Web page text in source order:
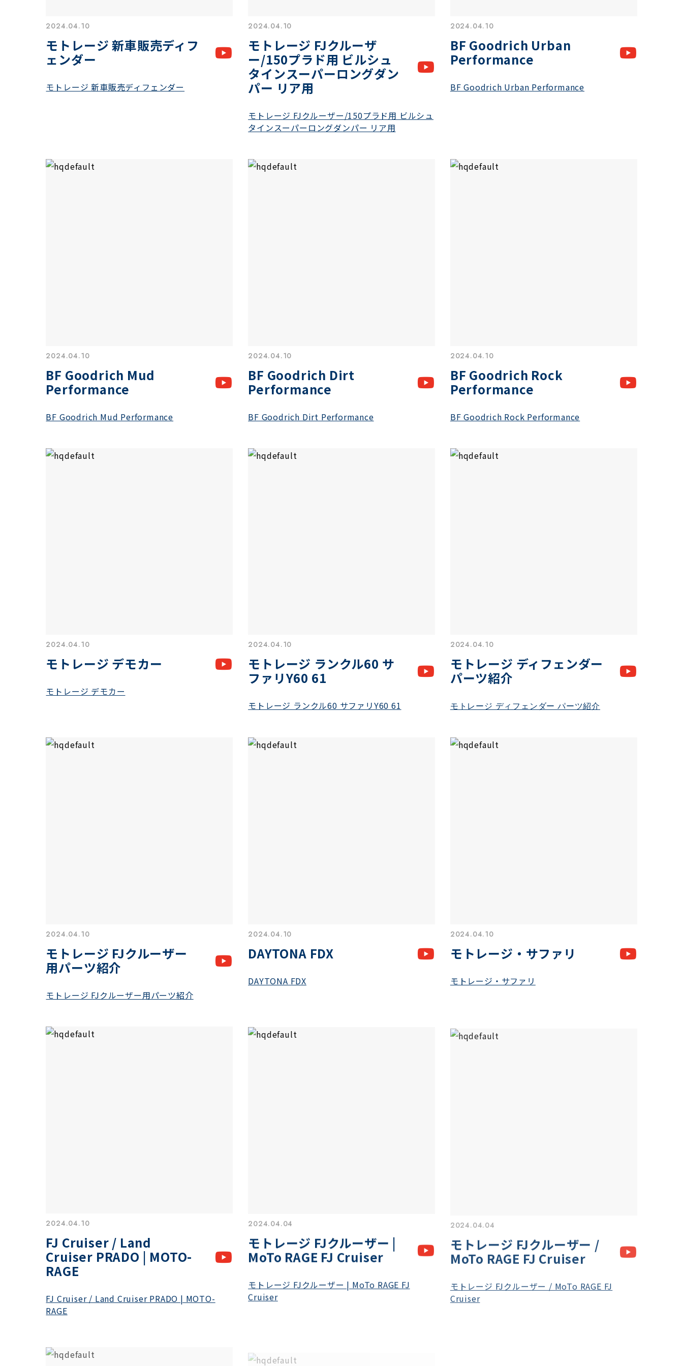
2024.04.10
モトレージ 新車販売ディフ
ェンダー
モトレージ 新車販売ディフェンダー
2024.04.10
モトレージ FJクルーザ
ー/150プラド用 ビルシュ
タインスーパーロングダン
パー リア用
モトレージ FJクルーザー/150プラド用 ビルシュ
タインスーパーロングダンパー リア用
2024.04.10
BF Goodrich Urban
Performance
BF Goodrich Urban Performance
2024.04.10
BF Goodrich Mud
Performance
BF Goodrich Mud Performance
2024.04.10
BF Goodrich Dirt
Performance
BF Goodrich Dirt Performance
2024.04.10
BF Goodrich Rock
Performance
BF Goodrich Rock Performance
2024.04.10
モトレージ デモカー
モトレージ デモカー
2024.04.10
モトレージ ランクル60 サ
ファリY60 61
モトレージ ランクル60 サファリY60 61
2024.04.10
モトレージ ディフェンダー
パーツ紹介
モトレージ ディフェンダー パーツ紹介
2024.04.10
モトレージ FJクルーザー
用パーツ紹介
モトレージ FJクルーザー用パーツ紹介
2024.04.10
DAYTONA FDX
DAYTONA FDX
2024.04.10
モトレージ・サファリ
モトレージ・サファリ
2024.04.10
FJ Cruiser / Land
Cruiser PRADO | MOTO-
RAGE
FJ Cruiser / Land Cruiser PRADO | MOTO-
RAGE
2024.04.04
モトレージ FJクルーザー |
MoTo RAGE FJ Cruiser
モトレージ FJクルーザー | MoTo RAGE FJ
Cruiser
2024.04.04
モトレージ FJクルーザー /
MoTo RAGE FJ Cruiser
モトレージ FJクルーザー / MoTo RAGE FJ
Cruiser